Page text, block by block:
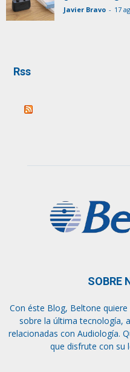
Javier Bravo - 17
Rss
SOBRE
Con éste Blog, Beltone
sobre la última tecnología,
relacionadas con Audiología.
que disfrute con su